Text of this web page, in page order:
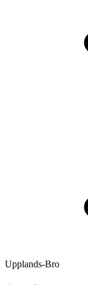
Upplands-Bro